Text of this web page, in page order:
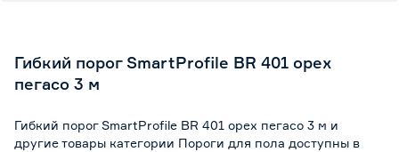
Гибкий порог SmartProfile BR 401 орех
пегасо 3 м
Гибкий порог SmartProfile BR 401 орех пегасо 3 м и
другие товары категории Пороги для пола доступны в